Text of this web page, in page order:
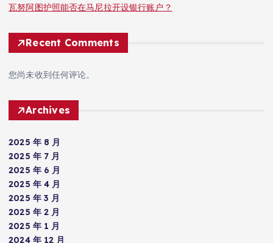
瓦努阿图护照能否在马尼拉开设银行账户？
Recent Comments
您尚未收到任何评论。
Archives
2025 年 8 月
2025 年 7 月
2025 年 6 月
2025 年 4 月
2025 年 3 月
2025 年 2 月
2025 年 1 月
2024 年 12 月